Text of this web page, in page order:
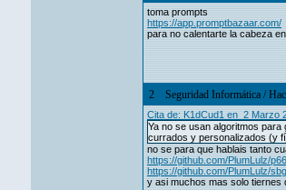
toma prompts
https://app.promptbazaar.com/
para no calentarte la cabeza
2 Seguridad Informática /
Cita de: K1dCud1 en 2 Marzo
Ya no se usan algoritmos
currados y personalizados (y
no se para que hablais tanto
https://github.com/PlumLulz/
https://github.com/PlumLulz/
y asi muchos mas solo tiernes